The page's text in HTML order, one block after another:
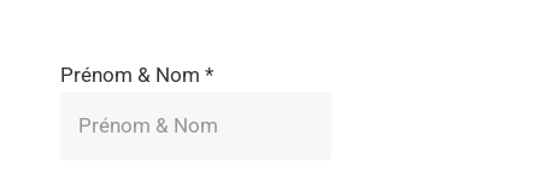
Prénom & Nom *